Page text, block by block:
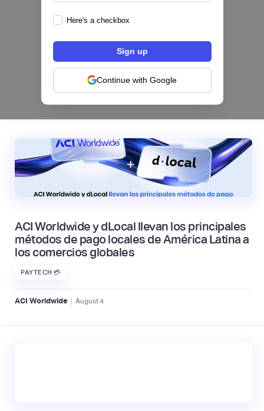
Here's a checkbox
Continue with Google
Los bancos se están dividiendo en dos
categorías frente a la IA | Mambu
August6
ACI Worldwide y dLocal llevan los principales
métodos de pago locales de América Latina a
los comercios globales
PAYTECH 💳
ACI Worldwide | August4